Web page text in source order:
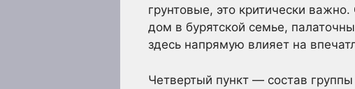
грунтовые, это критически
дом в бурятской семье,
здесь напрямую влияет на
Четвертый пункт — состав